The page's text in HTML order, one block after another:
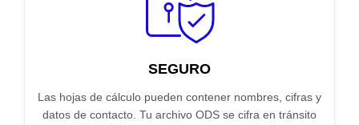
SEGURO
Las hojas de cálculo pueden contener nombres, cifras y
datos de contacto. Tu archivo ODS se cifra en tránsito